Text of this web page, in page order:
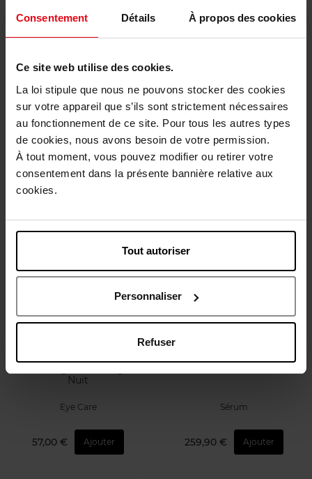
Consentement Détails À propos des cookies
Ce site web utilise des cookies.
La loi stipule que nous ne pouvons stocker des cookies
sur votre appareil que s’ils sont strictement nécessaires
au fonctionnement de ce site. Pour tous les autres types
de cookies, nous avons besoin de votre permission.
À tout moment, vous pouvez modifier ou retirer votre
consentement dans la présente bannière relative aux
cookies.
Tout autoriser
Personnaliser
Refuser
GUERLAIN
ABEILLE ROYALE
ADVANCED DOUBLE R
RENEW & REPAIR SERUM
Sérum
RENERFIE MULTI LIFT ULTRA
H.C.F. TRIPLE SERUM ANTI-
AGE
Sérum
Nuit
Eye Care
57,00 € Ajouter
Sérum
259,90 € Ajouter